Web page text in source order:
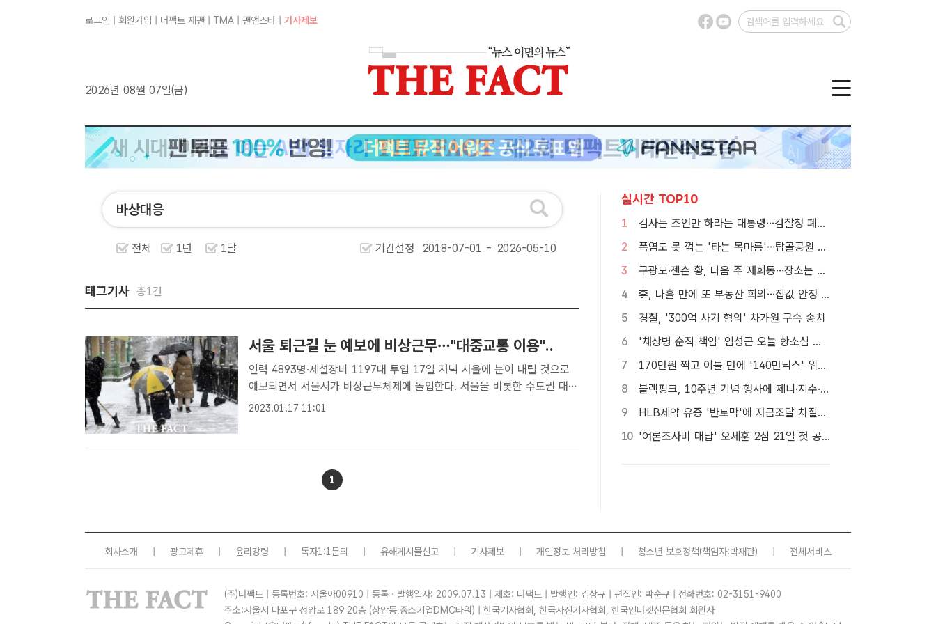
로그인 회원가입 더팩트 재팬 TMA 팬앤스타 기사제보
2026년 08월 07일(금)
전체 1년 1달 기간설정 -
태그기사 총1건
서울 퇴근길 눈 예보에 비상근무…"대중교통 이용"..
인력 4893명·제설장비 1197대 투입 17일 저녁 서울에 눈이 내릴 것으로
예보되면서 서울시가 비상근무체제에 돌입한다. 서울을 비롯한 수도권 대부
분 지역에 대설주의보가 발효된 지난해 12월 21일 오전 경기도 수원 장안
2023.01.17 11:01
1
실시간 TOP10
1
검사는 조언만 하라는 대통령…검찰청 폐지 앞둔 합수본 '딜레마'
2
폭염도 못 꺾는 '타는 목마름'…탑골공원 아리수 냉장고 가보니
3
구광모·젠슨 황, 다음 주 재회동…장소는 실리콘밸리
4
李, 나흘 만에 또 부동산 회의…집값 안정 승부처 '공급' 점검
5
경찰, '300억 사기 혐의' 차가원 구속 송치
6
'채상병 순직 책임' 임성근 오늘 항소심 선고…1심 징역 3년
7
170만원 찍고 이틀 만에 '140만닉스' 위태…SK하이닉스 4%대 급락
8
블랙핑크, 10주년 기념 행사에 제니·지수·로제·리사 4인 완전체 참석
9
HLB제약 유증 '반토막'에 자금조달 차질…R&D 줄이고 채무상환금 제외
10
'여론조사비 대납' 오세훈 2심 21일 첫 공판…1심 당선무효형
회사소개 광고제휴 윤리강령 독자1:1문의 유해게시물신고 기사제보 개인정보 처리방침 청소년 보호정책(책임자:박재관) 전체서비스
(주)더팩트 | 등록번호: 서울아00910 | 등록ㆍ발행일자: 2009.07.13 | 제호: 더팩트 | 발행인: 김상규 | 편집인: 박순규 | 전화번호: 02-3151-9400
주소:서울시 마포구 성암로 189 20층 (상암동,중소기업DMC타워) | 한국기자협회, 한국사진기자협회, 한국인터넷신문협회 회원사